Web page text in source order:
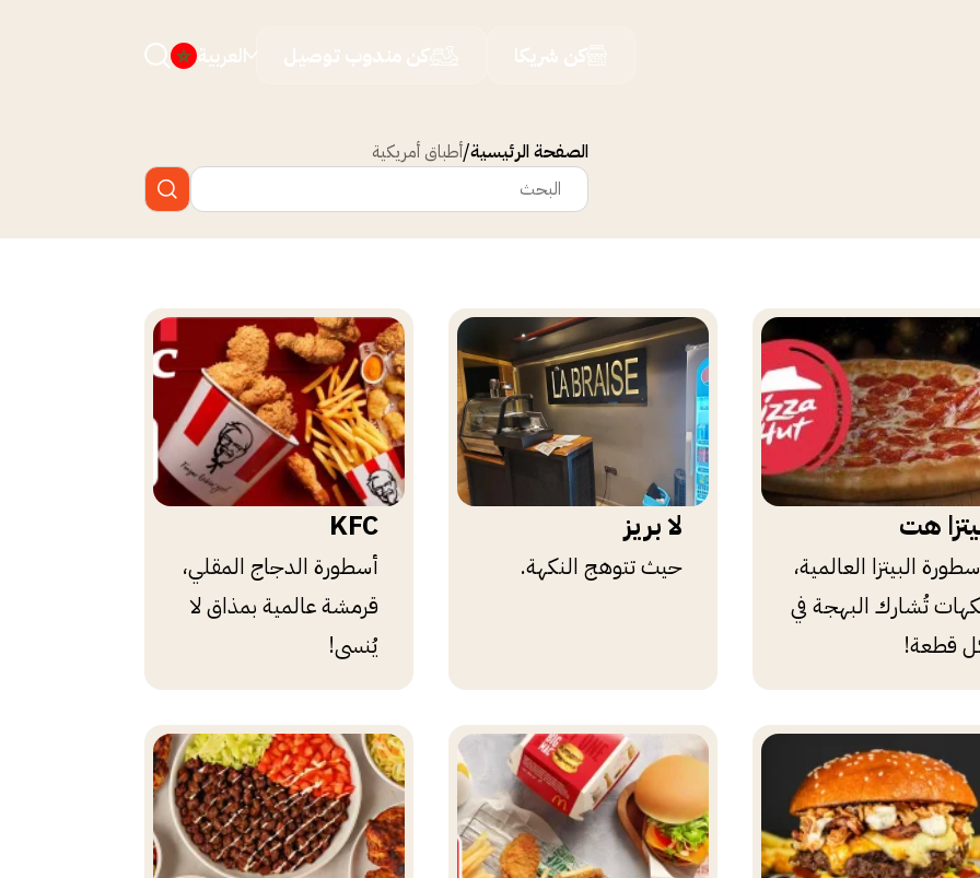
كن شريكا كن مندوب توصيل العربية
الصفحة الرئيسية أطباق أمريكية
هت
البيتزا العالمية،
تُشارك البهجة في
قطعة!
لا بريز
حيث تتوهج النكهة.
KFC
أسطورة الدجاج المقلي،
قرمشة عالمية بمذاق لا
يُنسى!